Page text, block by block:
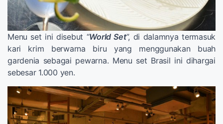
Menu set ini disebut “World Set”, di dalamnya termasuk
kari krim berwarna biru yang menggunakan buah
gardenia sebagai pewarna. Menu set Brasil ini dihargai
sebesar 1.000 yen.